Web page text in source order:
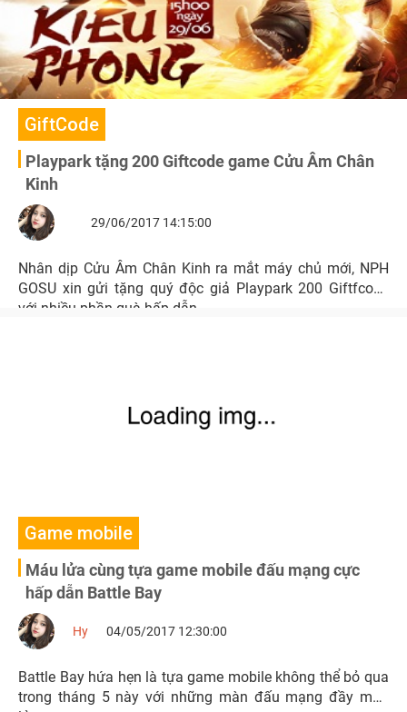
GiftCode
Playpark tặng 200 Giftcode game Cửu Âm Chân
Kinh
29/06/2017 14:15:00
Nhân dịp Cửu Âm Chân Kinh ra mắt máy chủ mới, NPH
GOSU xin gửi tặng quý độc giả Playpark 200 Giftfcode
với nhiều phần quà hấp dẫn.
Game mobile
Máu lửa cùng tựa game mobile đấu mạng cực
hấp dẫn Battle Bay
Hy 04/05/2017 12:30:00
Battle Bay hứa hẹn là tựa game mobile không thể bỏ qua
trong tháng 5 này với những màn đấu mạng đầy máu